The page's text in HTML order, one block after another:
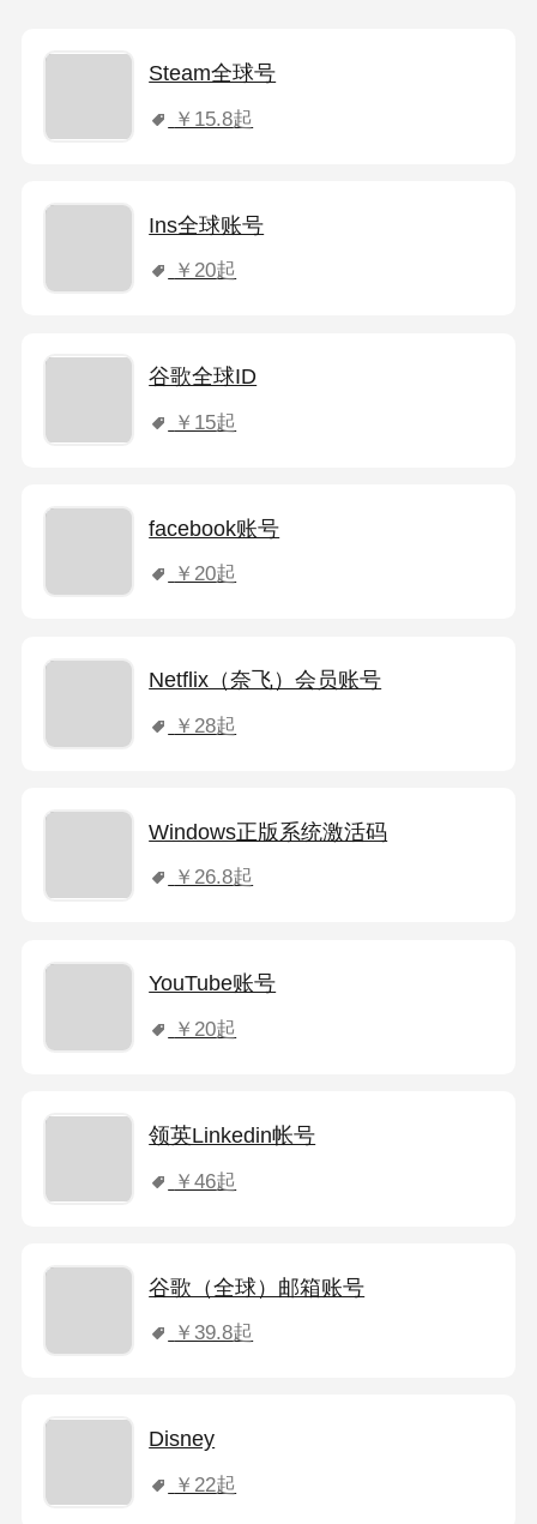
Steam全球号
￥15.8起
Ins全球账号
￥20起
谷歌全球ID
￥15起
facebook账号
￥20起
Netflix（奈飞）会员账号
￥28起
Windows正版系统激活码
￥26.8起
YouTube账号
￥20起
领英Linkedin帐号
￥46起
谷歌（全球）邮箱账号
￥39.8起
Disney
￥22起